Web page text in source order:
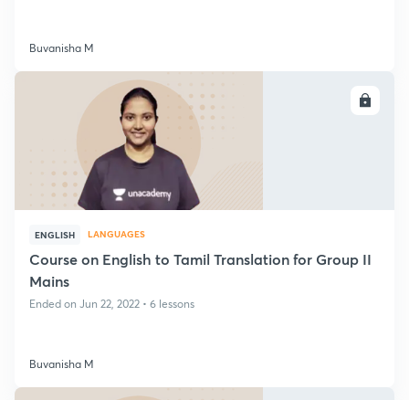
Buvanisha M
ENGLISH LANGUAGES
Course on English to Tamil Translation for Group II
Mains
Ended on Jun 22, 2022 • 6 lessons
Buvanisha M